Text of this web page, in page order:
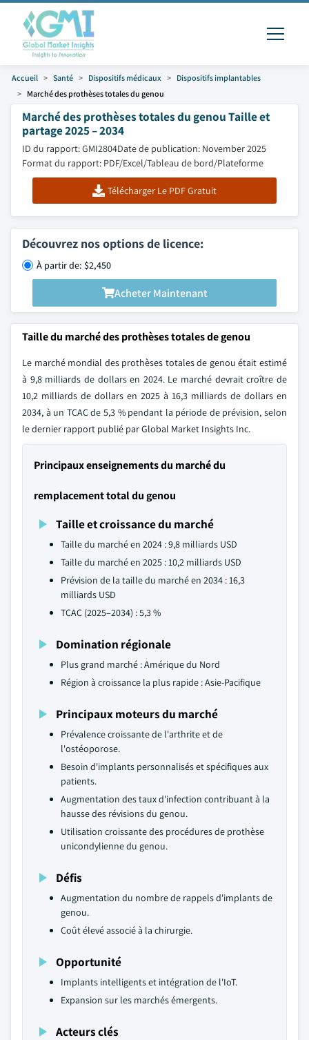
Accueil Santé Dispositifs médicaux
Dispositifs implantables
Marché des prothèses totales du genou
Marché des prothèses totales du genou Taille et
partage 2025 – 2034
ID du rapport: GMI2804Date de publication: November 2025
Format du rapport: PDF/Excel/Tableau de bord/Plateforme
Télécharger Le PDF Gratuit
Découvrez nos options de licence:
À partir de: $2,450
Acheter Maintenant
Taille du marché des prothèses totales de genou
Le marché mondial des prothèses totales de genou était estimé
à 9,8 milliards de dollars en 2024. Le marché devrait croître de
10,2 milliards de dollars en 2025 à 16,3 milliards de dollars en
2034, à un TCAC de 5,3 % pendant la période de prévision, selon
le dernier rapport publié par Global Market Insights Inc.
Principaux enseignements du marché du
remplacement total du genou
Taille et croissance du marché
Taille du marché en 2024 : 9,8 milliards USD
Taille du marché en 2025 : 10,2 milliards USD
Prévision de la taille du marché en 2034 : 16,3
milliards USD
TCAC (2025–2034) : 5,3 %
Domination régionale
Plus grand marché : Amérique du Nord
Région à croissance la plus rapide : Asie-Pacifique
Principaux moteurs du marché
Prévalence croissante de l'arthrite et de
l'ostéoporose.
Besoin d'implants personnalisés et spécifiques aux
patients.
Augmentation des taux d'infection contribuant à la
hausse des révisions du genou.
Utilisation croissante des procédures de prothèse
unicondylienne du genou.
Défis
Augmentation du nombre de rappels d'implants de
genou.
Coût élevé associé à la chirurgie.
Opportunité
Implants intelligents et intégration de l'IoT.
Expansion sur les marchés émergents.
Acteurs clés